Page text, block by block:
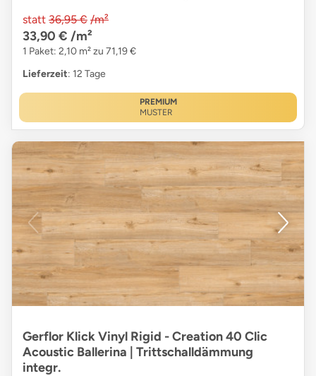
statt 36,95 € /m²
33,90 € /m²
1 Paket: 2,10 m² zu 71,19 €
Lieferzeit: 12 Tage
PREMIUM
MUSTER
Gerflor Klick Vinyl Rigid - Creation 40 Clic
Acoustic Ballerina | Trittschalldämmung
integr.